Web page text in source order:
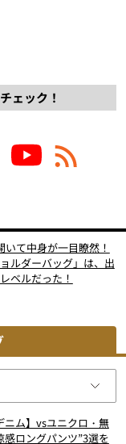
ェック！
いて中身が一目瞭然！
ルダーバッグ」は、出
ベルだった！
ニム】vsユニクロ・無
ロングパンツ”3選を